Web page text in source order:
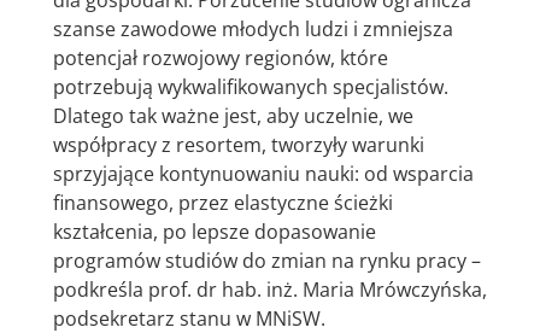
szanse zawodowe młodych ludzi i zmniejsza
potencjał rozwojowy regionów, które
potrzebują wykwalifikowanych specjalistów.
Dlatego tak ważne jest, aby uczelnie, we
współpracy z resortem, tworzyły warunki
sprzyjające kontynuowaniu nauki: od wsparcia
finansowego, przez elastyczne ścieżki
kształcenia, po lepsze dopasowanie
programów studiów do zmian na rynku pracy –
podkreśla prof. dr hab. inż. Maria Mrówczyńska,
podsekretarz stanu w MNiSW.